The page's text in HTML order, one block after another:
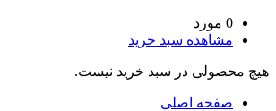
0 مورد
مشاهده سبد خرید
هیچ محصولی در سبد خرید نیست.
صفحه اصلی